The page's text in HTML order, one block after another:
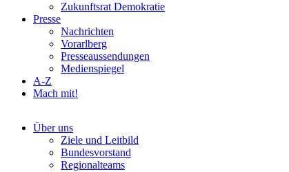
Zukunftsrat Demokratie
Presse
Nachrichten
Vorarlberg
Presseaussendungen
Medienspiegel
A-Z
Mach mit!
Über uns
Ziele und Leitbild
Bundesvorstand
Regionalteams